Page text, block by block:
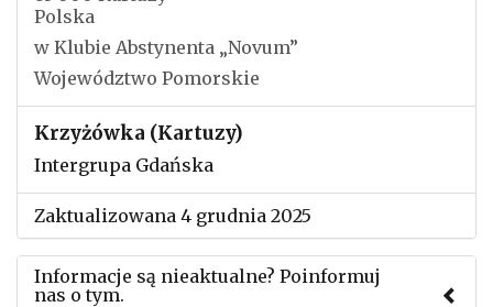
Polska
w Klubie Abstynenta „Novum”
Województwo Pomorskie
Krzyżówka (Kartuzy)
Intergrupa Gdańska
Zaktualizowana 4 grudnia 2025
Informacje są nieaktualne? Poinformuj
nas o tym.